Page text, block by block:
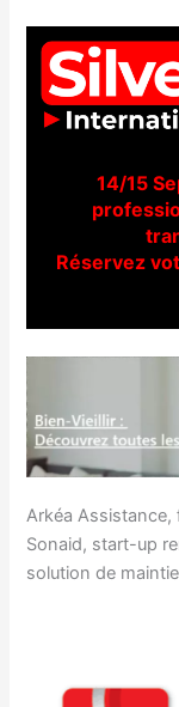
14/15
Réservez
Arkéa Assistance,
Sonaid, start-up
solution de